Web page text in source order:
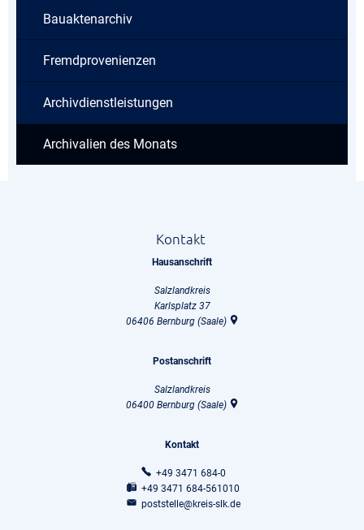
Bauaktenarchiv
Fremdprovenienzen
Archivdienstleistungen
Archivalien des Monats
Kontakt
Hausanschrift
Salzlandkreis
Karlsplatz 37
06406 Bernburg (Saale)
Postanschrift
Salzlandkreis
06400 Bernburg (Saale)
Kontakt
+49 3471 684-0
+49 3471 684-561010
poststelle@kreis-slk.de